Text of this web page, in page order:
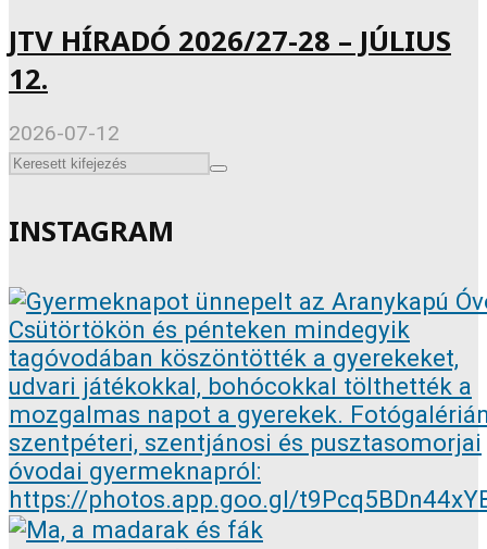
JTV HÍRADÓ 2026/27-28 – JÚLIUS
12.
2026-07-12
INSTAGRAM